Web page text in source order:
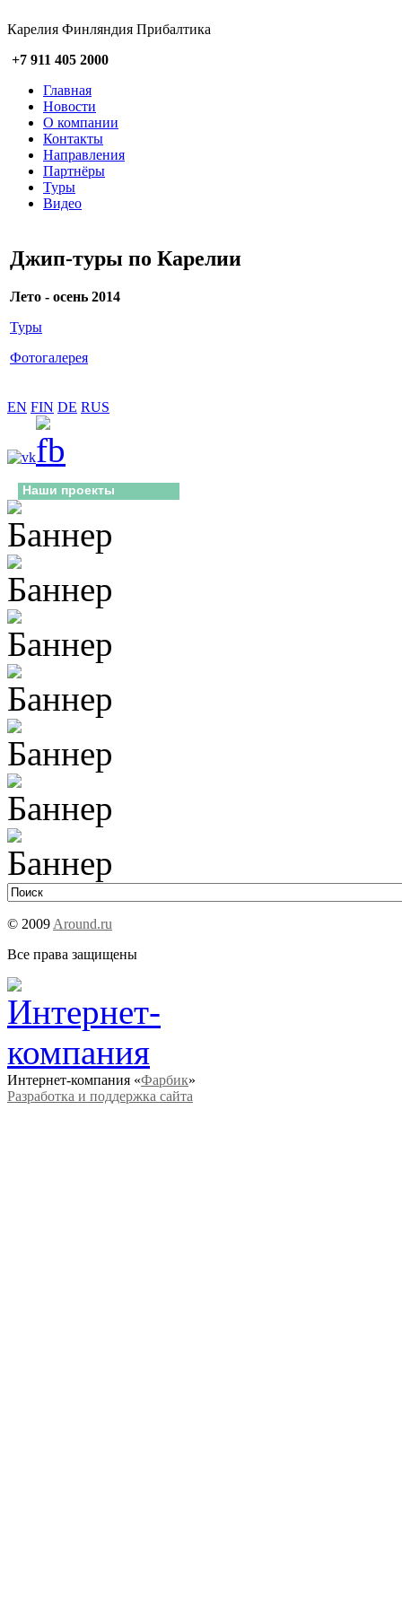
Карелия Финляндия Прибалтика
+7 911 405 2000
Главная
Новости
О компании
Контакты
Направления
Партнёры
Туры
Видео
Джип-туры по Карелии
Лето - осень 2014
Туры
Фотогалерея
EN FIN DE RUS
Наши проекты
© 2009 Around.ru
Все права защищены
Интернет-компания «Фарбик»
Разработка и поддержка сайта